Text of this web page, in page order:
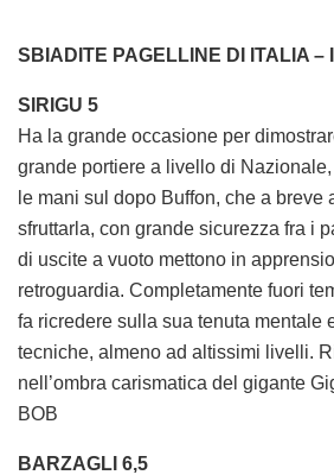
SBIADITE PAGELLINE DI ITALIA –
SIRIGU 5
Ha la grande occasione per
grande portiere a livello di
le mani sul dopo Buffon, che a breve
sfruttarla, con grande sicurezza fra i
di uscite a vuoto mettono in
retroguardia. Completamente fuori
fa ricredere sulla sua tenuta mentale
tecniche, almeno ad altissimi livelli.
nell’ombra carismatica del gigante
BOB
BARZAGLI 6,5